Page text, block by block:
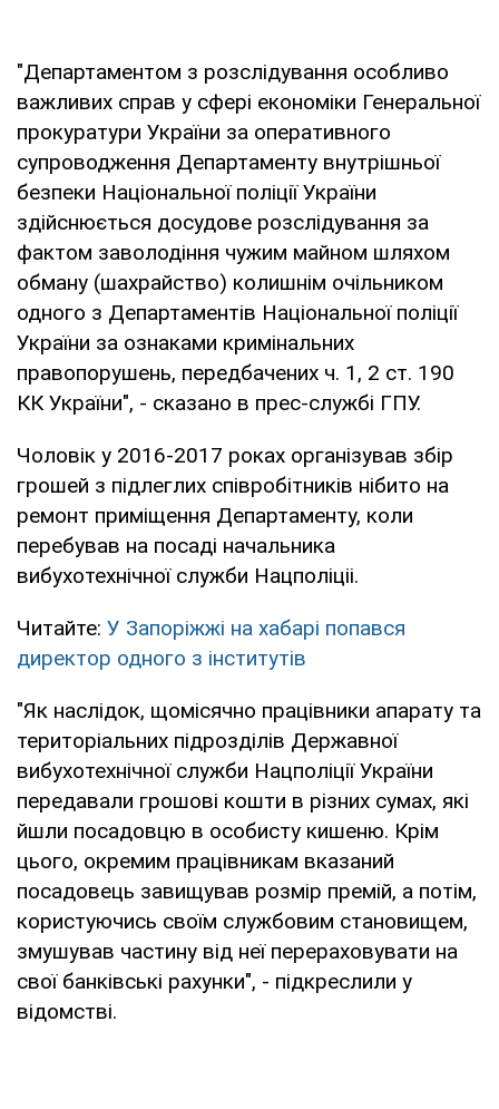
"Департаментом з розслідування особливо
важливих справ у сфері економіки Генеральної
прокуратури України за оперативного
супроводження Департаменту внутрішньої
безпеки Національної поліції України
здійснюється досудове розслідування за
фактом заволодіння чужим майном шляхом
обману (шахрайство) колишнім очільником
одного з Департаментів Національної поліції
України за ознаками кримінальних
правопорушень, передбачених ч. 1, 2 ст. 190
КК України", - сказано в прес-службі ГПУ.
Чоловік у 2016-2017 роках організував збір
грошей з підлеглих співробітників нібито на
ремонт приміщення Департаменту, коли
перебував на посаді начальника
вибухотехнічної служби Нацполіціі.
Читайте: У Запоріжжі на хабарі попався
директор одного з інститутів
"Як наслідок, щомісячно працівники апарату та
територіальних підрозділів Державної
вибухотехнічної служби Нацполіції України
передавали грошові кошти в різних сумах, які
йшли посадовцю в особисту кишеню. Крім
цього, окремим працівникам вказаний
посадовець завищував розмір премій, а потім,
користуючись своїм службовим становищем,
змушував частину від неї перераховувати на
свої банківські рахунки", - підкреслили у
відомстві.